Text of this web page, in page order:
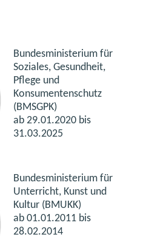
Bundesministerium für
Soziales, Gesundheit,
Pflege und
Konsumentenschutz
(BMSGPK)
ab 29.01.2020 bis
31.03.2025
Bundesministerium für
Unterricht, Kunst und
Kultur (BMUKK)
ab 01.01.2011 bis
28.02.2014